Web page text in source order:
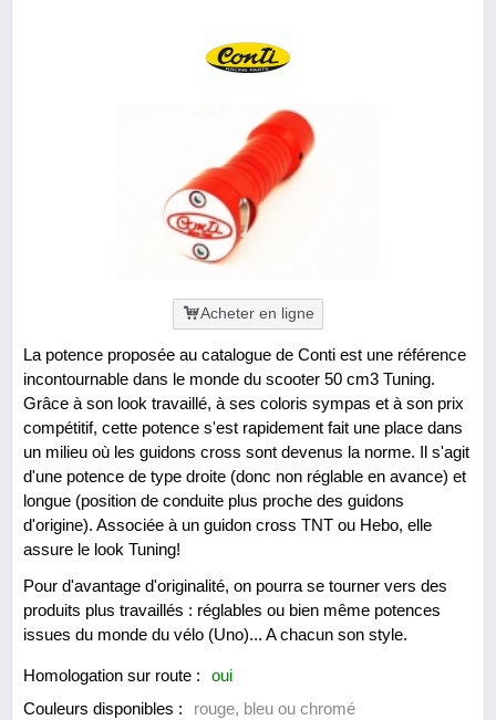
Acheter en ligne
La potence proposée au catalogue de Conti est une référence
incontournable dans le monde du scooter 50 cm3 Tuning.
Grâce à son look travaillé, à ses coloris sympas et à son prix
compétitif, cette potence s'est rapidement fait une place dans
un milieu où les guidons cross sont devenus la norme. Il s'agit
d'une potence de type droite (donc non réglable en avance) et
longue (position de conduite plus proche des guidons
d'origine). Associée à un guidon cross TNT ou Hebo, elle
assure le look Tuning!
Pour d'avantage d'originalité, on pourra se tourner vers des
produits plus travaillés : réglables ou bien même potences
issues du monde du vélo (Uno)... A chacun son style.
Homologation sur route :
oui
Couleurs disponibles :
rouge, bleu ou chromé